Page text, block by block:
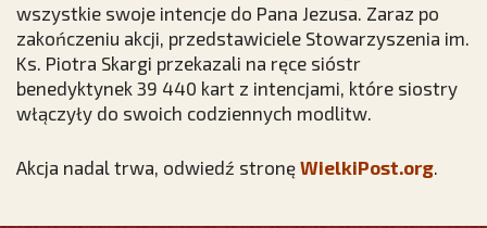
wszystkie swoje intencje do Pana Jezusa. Zaraz po
zakończeniu akcji, przedstawiciele Stowarzyszenia im.
Ks. Piotra Skargi przekazali na ręce sióstr
benedyktynek 39 440 kart z intencjami, które siostry
włączyły do swoich codziennych modlitw.
Akcja nadal trwa, odwiedź stronę WielkiPost.org